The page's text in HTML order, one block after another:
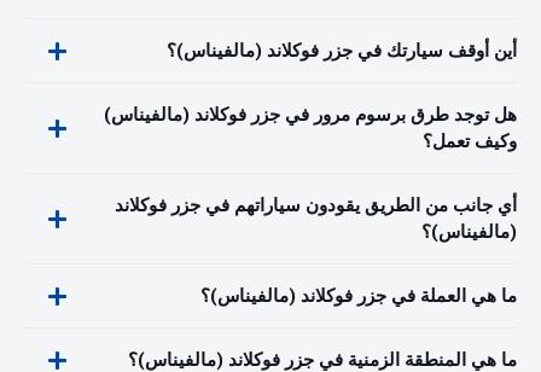
أين أوقف سيارتك في جزر فوكلاند (مالفيناس)؟
هل توجد طرق برسوم مرور في جزر فوكلاند (مالفيناس)
وكيف تعمل؟
أي جانب من الطريق يقودون سياراتهم في جزر فوكلاند
(مالفيناس)؟
ما هي العملة في جزر فوكلاند (مالفيناس)؟
ما هي المنطقة الزمنية في جزر فوكلاند (مالفيناس)؟